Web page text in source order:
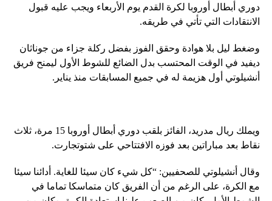
دوري أبطال أوروبا لكرة القدم يوم الأربعاء ويجب عليه قبول
الانتقادات التي تأتي في طريقه.
وضغط ليل بلا هوادة وحقق الفوز بفضل ركلة جزاء من جوناثان
ديفيد في الوقت المحتسب بدل الضائع للشوط الأول ليمنح فريق
أنشيلوتي أول هزيمة له في جميع المسابقات منذ يناير.
ويملك ريال مدريد، الفائز بلقب دوري أبطال أوروبا 15 مرة، ثلاث
نقاط بعد مباراتين بعد فوزه الافتتاحي على شتوتجارت.
وقال أنشيلوتي للصحفيين: “كل شيء كان سيئا للغاية. أدائنا سيئا
مع الكرة، على الرغم من أن الفريق كان متماسكا تماما في